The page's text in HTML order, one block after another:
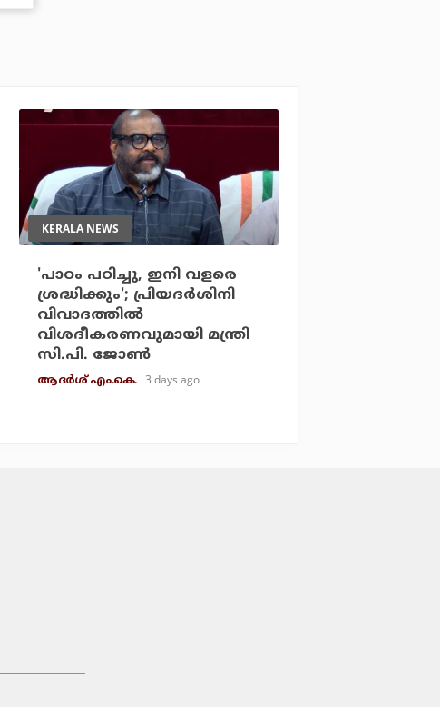
KERALA NEWS
'പാഠം പഠിച്ചു, ഇനി വളരെ
ശ്രദ്ധിക്കും'; പ്രിയദര്‍ശിനി
വിവാദത്തില്‍
വിശദീകരണവുമായി മന്ത്രി
സി.പി. ജോണ്‍
ആദർശ് എം.കെ. 3 days ago